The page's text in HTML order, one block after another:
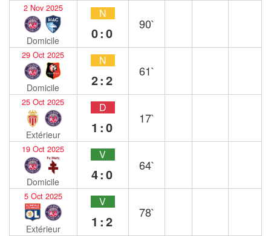
2 Nov 2025
Domicile
N
0:0
90`
29 Oct 2025
Domicile
N
2:2
61`
25 Oct 2025
Extérieur
D
1:0
17`
19 Oct 2025
Domicile
V
4:0
64`
5 Oct 2025
Extérieur
V
1:2
78`